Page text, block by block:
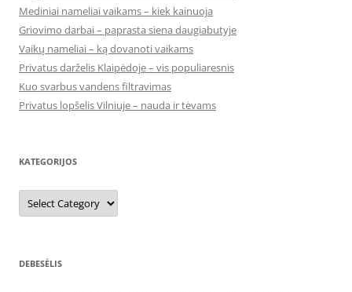
Mediniai nameliai vaikams – kiek kainuoja
Griovimo darbai – paprasta siena daugiabutyje
Vaikų nameliai – ką dovanoti vaikams
Privatus darželis Klaipėdoje – vis populiaresnis
Kuo svarbus vandens filtravimas
Privatus lopšelis Vilniuje – nauda ir tėvams
KATEGORIJOS
Kategorijos
DEBESĖLIS